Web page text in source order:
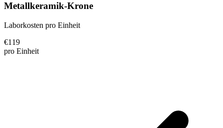
Metallkeramik-Krone
Laborkosten pro Einheit
€119
pro Einheit